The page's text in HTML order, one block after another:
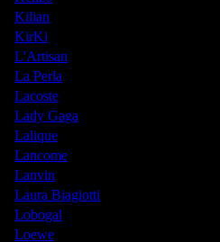
Kilian
KirKi
L'Artisan
La Perla
Lacoste
Lady Gaga
Lalique
Lancome
Lanvin
Laura Biagiotti
Lobogal
Loewe